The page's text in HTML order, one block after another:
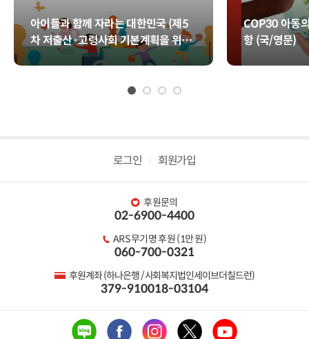
아이들과 함께 자라는 대한민국 (제5
차 저출산·고령사회 기본계획을 위한
정책제안서)
COP30 아동
항 (국/영문)
로그인 회원가입
후원문의
02-6900-4400
ARS 무기명 후원 (1만 원)
060-700-0321
후원계좌 (하나은행 / 사회복지법인세이브더칠드런)
379-910018-03104